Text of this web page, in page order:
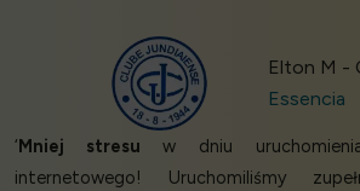
Elton M -
Essencia
‘ Mniej stresu w dniu
internetowego! Uruchomiliśmy